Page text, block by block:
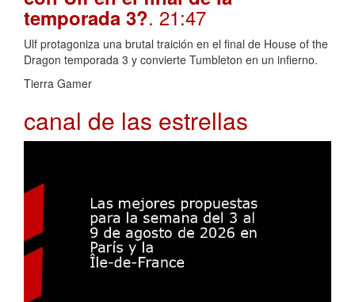
temporada 3?. 21:47
Ulf protagoniza una brutal traición en el final de House of the
Dragon temporada 3 y convierte Tumbleton en un infierno.
Tierra Gamer
canal de las estrellas